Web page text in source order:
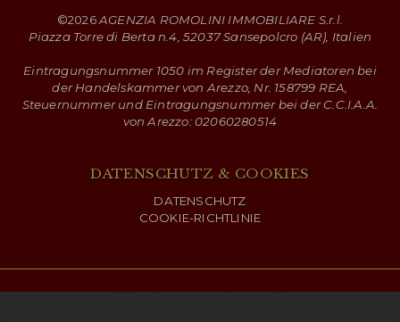
©2026AGENZIA ROMOLINI IMMOBILIARE S.r.l.
Piazza Torre di Berta n.4, 52037 Sansepolcro (AR), Italien
Eintragungsnummer 1050 im Register der Mediatoren bei
der Handelskammer von Arezzo, Nr. 158799 REA,
Steuernummer und Eintragungsnummer bei der C.C.I.A.A.
von Arezzo: 02060280514
DATENSCHUTZ & COOKIES
DATENSCHUTZ
COOKIE-RICHTLINIE